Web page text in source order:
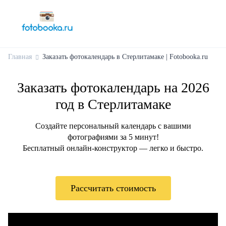
Главная Заказать фотокалендарь в Стерлитамаке | Fotobooka.ru
Заказать фотокалендарь на 2026
год в Стерлитамаке
Создайте персональный календарь с вашими
фотографиями за 5 минут!
Бесплатный онлайн-конструктор — легко и быстро.
Рассчитать стоимость